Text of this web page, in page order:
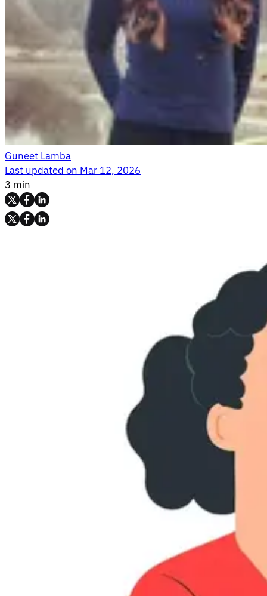
Guneet Lamba
Last updated onMar 12, 2026
3 min